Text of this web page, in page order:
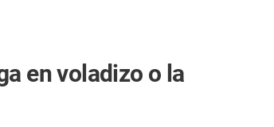
en voladizo o la